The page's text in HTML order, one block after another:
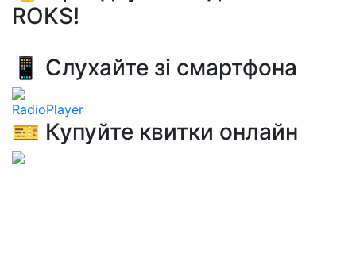
ROKS!
📱 Слухайте зі смартфона
RadioPlayer
🎫 Купуйте квитки онлайн